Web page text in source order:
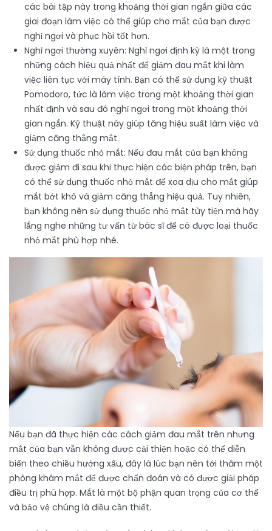
các bài tập này trong khoảng thời gian ngắn giữa các
giai đoạn làm việc có thể giúp cho mắt của bạn được
nghỉ ngơi và phục hồi tốt hơn.
Nghỉ ngơi thường xuyên: Nghỉ ngơi định kỳ là một trong
những cách hiệu quả nhất để giảm đau mắt khi làm
việc liên tục với máy tính. Bạn có thể sử dụng kỹ thuật
Pomodoro, tức là làm việc trong một khoảng thời gian
nhất định và sau đó nghỉ ngơi trong một khoảng thời
gian ngắn. Kỹ thuật này giúp tăng hiệu suất làm việc và
giảm căng thẳng mắt.
Sử dụng thuốc nhỏ mắt: Nếu đau mắt của bạn không
được giảm đi sau khi thực hiện các biện pháp trên, bạn
có thể sử dụng thuốc nhỏ mắt để xoa dịu cho mắt giúp
mắt bớt khô và giảm căng thẳng hiệu quả. Tuy nhiên,
bạn không nên sử dụng thuốc nhỏ mắt tùy tiện mà hãy
lắng nghe những tư vấn từ bác sĩ để có được loại thuốc
nhỏ mắt phù hợp nhé.
Nếu bạn đã thực hiện các cách giảm đau mắt trên nhưng
mắt của bạn vẫn không được cải thiện hoặc có thể diễn
biến theo chiều hướng xấu, đây là lúc bạn nên tới thăm một
phòng khám mắt để được chẩn đoán và có được giải pháp
điều trị phù hợp. Mắt là một bộ phận quan trọng của cơ thể
và bảo vệ chúng là điều cần thiết.